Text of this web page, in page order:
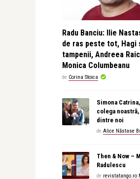
Radu Banciu: Ilie
de ras peste tot, Hagi
tampenii, Andreea
Monica Columbeanu
de Corina Stoica
Simona
colega
dintre noi
de Alice Năstase
Then & Now –
Radulescu
de revistatango.ro